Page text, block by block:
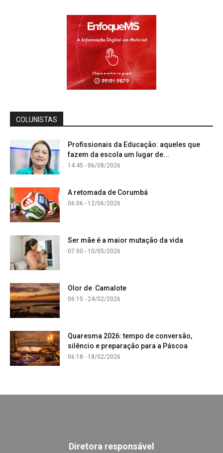
COLUNISTAS
Profissionais da Educação: aqueles que
fazem da escola um lugar de...
14:45 - 06/08/2026
A retomada de Corumbá
06:06 - 12/06/2026
Ser mãe é a maior mutação da vida
07:00 - 10/05/2026
Olor de Camalote
06:15 - 24/02/2026
Quaresma 2026: tempo de conversão,
silêncio e preparação para a Páscoa
06:18 - 18/02/2026
Diretora responsável